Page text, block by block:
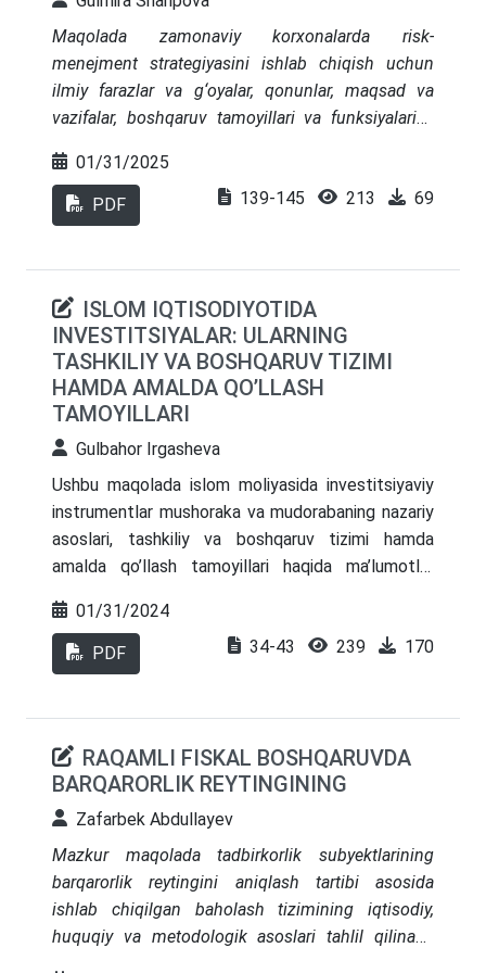
Maqolada zamonaviy korxonalarda risk-
menejment strategiyasini ishlab chiqish uchun
ilmiy farazlar va g‘oyalar, qonunlar, maqsad va
vazifalar, boshqaruv tamoyillari va funksiyalarini,
metodologiyasiga oid nazariy va uslubiy
masalalarni yaxlit ifodalashga qaratilgan tijorat
risklarini boshqarish konsepsiyasini ishlab chiqish
menejmenti, strategik menejment va risk-
menejment tushunchalarining asosiy qoidalariga
asoslangan holda ularni boshqarish mohiyatini
falsafiy va konseptual anglashga, tijorat
risklarining vujudga kelishi mumkin bo‘lgan
manbalariga aniqlik kiritishga, risk-menejmentga
turli sohalari bilan aloqadorligini, tijorat risklarini
boshqarishga doir muhim g‘oyalar va maqsadlarni
aniqlashtirishga imkon beradigan konseptual
model taklif qilingan.
01/31/2025
PDF 139-145 213 69
ISLOM IQTISODIYOTIDA
INVESTITSIYALAR: ULARNING
TASHKILIY VA BOSHQARUV TIZIMI
HAMDA AMALDA QO’LLASH
TAMOYILLARI
Gulbahor Irgasheva
Ushbu maqolada islom moliyasida investitsiyaviy
instrumentlar mushoraka va mudorabaning nazariy
asoslari, tashkiliy va boshqaruv tizimi hamda
amalda qo’llash tamoyillari haqida ma’lumotlar
yoritib berilgan. Bundan tashqari, mazkur
shartnomalarni amaliyotga joriy qilish
O’zbekistonda ichki va tashqi investitsiyalarni jalb
01/31/2024
PDF 34-43 239 170
RAQAMLI FISKAL BOSHQARUVDA
BARQARORLIK REYTINGINING
Zafarbek Abdullayev
Mazkur maqolada tadbirkorlik subyektlarining
barqarorlik reytingini aniqlash tartibi asosida
ishlab chiqilgan baholash tizimining iqtisodiy,
huquqiy va metodologik asoslari tahlil qilinadi.